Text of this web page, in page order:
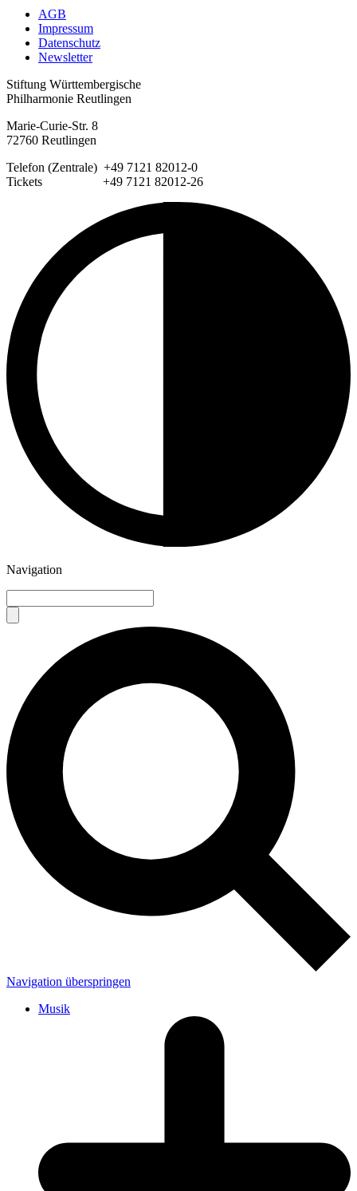
AGB
Impressum
Datenschutz
Newsletter
Stiftung Württembergische
Philharmonie Reutlingen
Marie-Curie-Str. 8
72760 Reutlingen
Telefon (Zentrale) +49 7121 82012-0
Tickets +49 7121 82012-26
Navigation
Navigation überspringen
Musik